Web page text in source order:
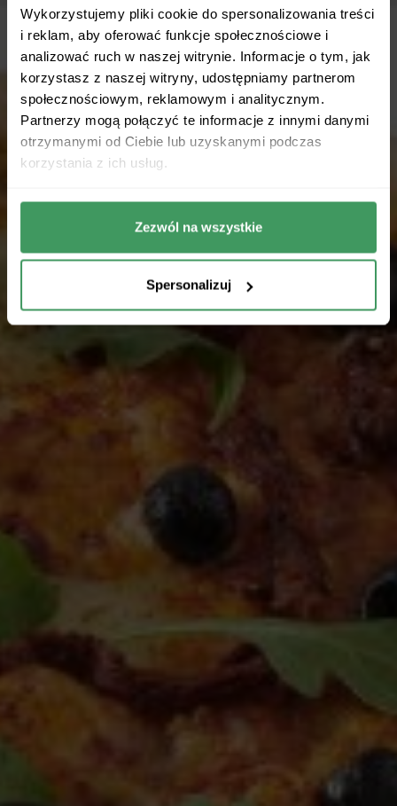
Wykorzystujemy pliki cookie do spersonalizowania treści
i reklam, aby oferować funkcje społecznościowe i
analizować ruch w naszej witrynie. Informacje o tym, jak
korzystasz z naszej witryny, udostępniamy partnerom
społecznościowym, reklamowym i analitycznym.
Partnerzy mogą połączyć te informacje z innymi danymi
otrzymanymi od Ciebie lub uzyskanymi podczas
korzystania z ich usług.
Zezwól na wszystkie
Spersonalizuj